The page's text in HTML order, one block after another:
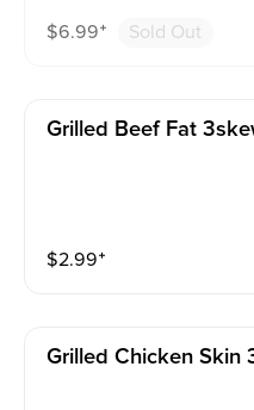
$6.99⁺ Sold Out
Grilled Beef Fat
$2.99⁺
Grilled Chicken Skin